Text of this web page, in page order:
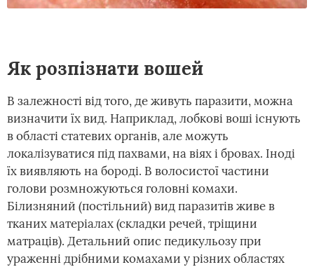
Як розпізнати вошей
В залежності від того, де живуть паразити, можна
визначити їх вид. Наприклад, лобкові воші існують
в області статевих органів, але можуть
локалізуватися під пахвами, на віях і бровах. Іноді
їх виявляють на бороді. В волосистої частини
голови розмножуються головні комахи.
Білизняний (постільний) вид паразитів живе в
тканих матеріалах (складки речей, тріщини
матраців). Детальний опис педикульозу при
ураженні дрібними комахами у різних областях